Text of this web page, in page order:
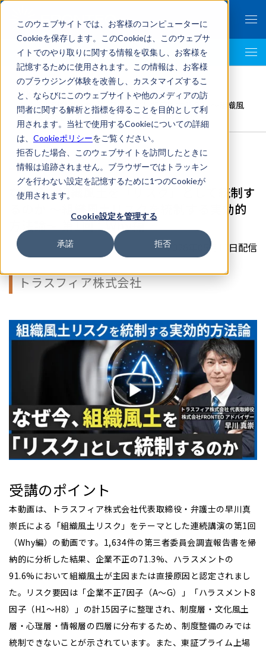
このウェブサイトでは、お客様のコンピューターに
Cookieを保存します。このCookieは、このウェブサ
イトでのやり取りに関する情報を収集し、お客様を
記憶するために使用されます。この情報は、お客様
のブラウジング体験を改善し、カスタマイズするこ
と、ならびにこのウェブサイトや他のメディアの訪
問者に関する解析と指標を得ることを目的として利
用されます。当社で使用するCookieについての詳細
は、 Cookieポリシーをご覧ください。
拒否した場合、このウェブサイトを訪問したときに
情報は追跡されません。ブラウザーではトラッキン
グを行わない設定を記憶するために1つのCookieが
使用されます。
Cookie設定を管理する
承諾 拒否
LegalTech AI Top
FRONTEO Legal Link Portal >
内部統制・ガバナンス,エキスパート解説>
なぜ今、組織風土を「リスク」として統制するのか ～組織風
土リスクを統制する実効的方法論～ 第1回：Why編
なぜ今、組織風土を「リスク」として統制す
るのか ～組織風土リスクを統制する実効的
方法論～ 第1回：Why編
2026年05月11日配信
トラスフィア株式会社
受講のポイント
本動画は、トラスフィア株式会社代表取締役・弁護士の早川真
崇氏による「組織風土リスク」をテーマとした連続講演の第1回
（Why編）の動画です。1,634件の第三者委員会調査報告書を帰
納的に分析した結果、企業不正の71.3%、ハラスメントの
91.6%において組織風土が主因または直接原因と認定されまし
た。リスク要因は「企業不正7因子（A〜G）」「ハラスメント8
因子（H1〜H8）」の計15因子に整理され、制度層・文化風土
層・心理層・情報層の四層に分布するため、制度整備のみでは
統制できないことが示されています。また、東証プライム上場